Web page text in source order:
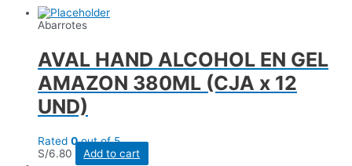
Abarrotes
AVAL HAND ALCOHOL EN GEL
AMAZON 380ML (CJA x 12
UND)
Rated 0out of 5
S/6.80
Add to cart